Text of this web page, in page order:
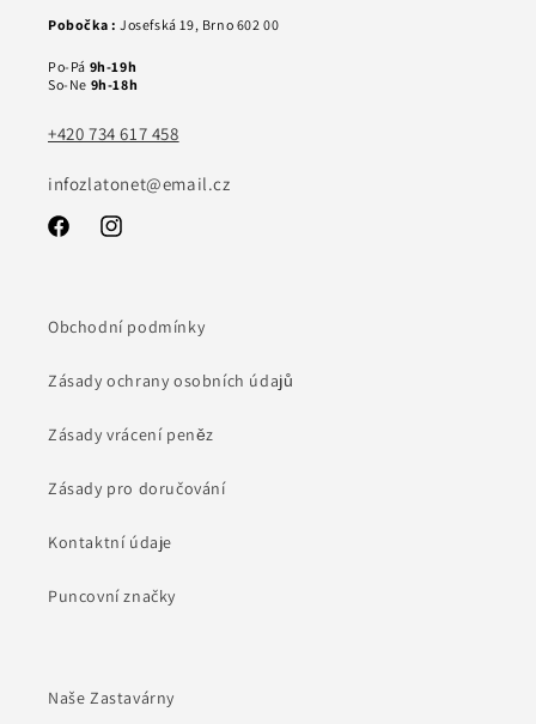
Pobočka : Josefská 19, Brno 602 00
Po-Pá 9h-19h
So-Ne 9h-18h
+420 734 617 458
infozlatonet@email.cz
FacebookInstagram
Obchodní podmínky
Zásady ochrany osobních údajů
Zásady vrácení peněz
Zásady pro doručování
Kontaktní údaje
Puncovní značky
Naše Zastavárny